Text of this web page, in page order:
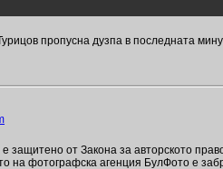
пропусна дузпа в последната
защитено от Закона за авторското
на фотографска агенция БулФото е